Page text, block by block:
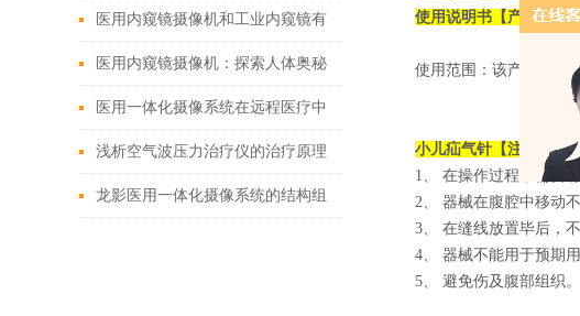
的
医用内窥镜摄像机和工业内窥镜有
哪些区别?
医用内窥镜摄像机：探索人体奥秘
的神奇之眼
医用一体化摄像系统在远程医疗中
的应用
浅析空气波压力治疗仪的治疗原理
及注意事项
龙影医用一体化摄像系统的结构组
使用说明书【产品名称
使用范围：该产品用于
小儿疝气针 【注意事项
1、 在操作过程中需要
2、 器械在腹腔中移动
3、 在缝线放置毕后，
4、 器械不能用于预期
5、 避免伤及腹部组织。